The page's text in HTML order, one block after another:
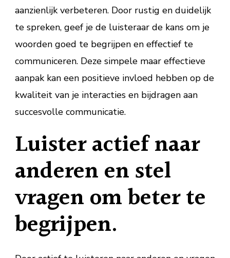
aanzienlijk verbeteren. Door rustig en duidelijk
te spreken, geef je de luisteraar de kans om je
woorden goed te begrijpen en effectief te
communiceren. Deze simpele maar effectieve
aanpak kan een positieve invloed hebben op de
kwaliteit van je interacties en bijdragen aan
succesvolle communicatie.
Luister actief naar
anderen en stel
vragen om beter te
begrijpen.